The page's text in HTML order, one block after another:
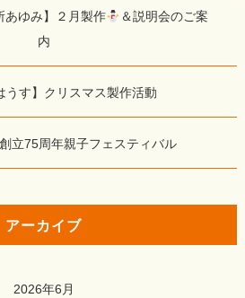
あゆみ】２月製作
＆説明会のご案
内
うす】クリスマス製作活動
立75周年親子フェスティバル
アーカイブ
2026年6月